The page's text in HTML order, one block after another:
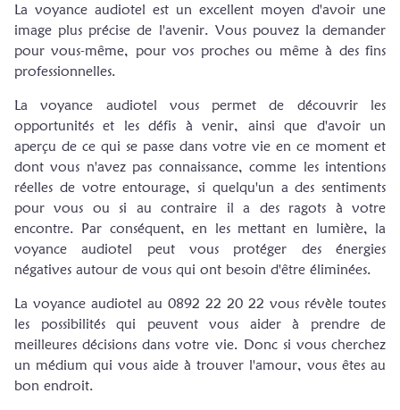
La voyance audiotel est un excellent moyen d'avoir une
image plus précise de l'avenir. Vous pouvez la demander
pour vous-même, pour vos proches ou même à des fins
professionnelles.
La voyance audiotel vous permet de découvrir les
opportunités et les défis à venir, ainsi que d'avoir un
aperçu de ce qui se passe dans votre vie en ce moment et
dont vous n'avez pas connaissance, comme les intentions
réelles de votre entourage, si quelqu'un a des sentiments
pour vous ou si au contraire il a des ragots à votre
encontre. Par conséquent, en les mettant en lumière, la
voyance audiotel peut vous protéger des énergies
négatives autour de vous qui ont besoin d'être éliminées.
La voyance audiotel au 0892 22 20 22 vous révèle toutes
les possibilités qui peuvent vous aider à prendre de
meilleures décisions dans votre vie. Donc si vous cherchez
un médium qui vous aide à trouver l'amour, vous êtes au
bon endroit.